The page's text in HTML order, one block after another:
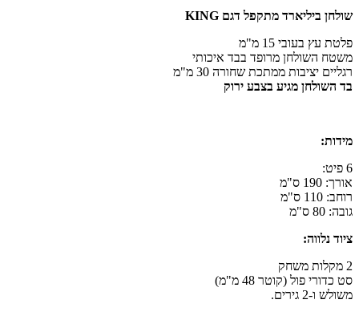
שולחן ביליארד מתקפל דגם KING
פלטת עץ בעובי 15 מ"מ
משטח השולחן מרופד בבד איכותי
רגליים יציבות ממתכת שחורה 30 מ"מ
בד השולחן מגיע בצבע ירוק
מידות:
6 פיט:
אורך: 190 ס"מ
רוחב: 110 ס"מ
גובה: 80 ס"מ
ציוד נלווה:
2 מקלות משחק
סט כדורי פול (קוטר 48 מ"מ)
משולש ו-2 גירים.